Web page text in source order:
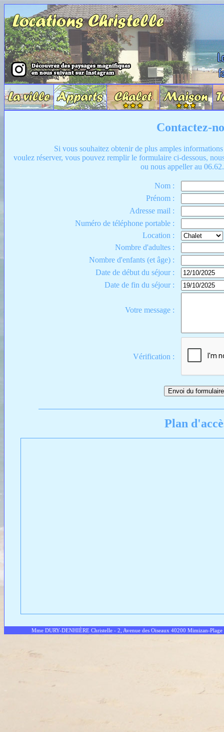
Contactez-
Si vous souhaitez obtenir de plus amples
voulez réserver, vous pouvez remplir le formulaire ci-dessous,
ou nous appeller au
Nom :
Prénom :
Adresse mail :
Numéro de téléphone portable :
Location :
Nombre d'adultes :
Nombre d'enfants (et âge) :
Date de début du séjour :
Date de fin du séjour :
Votre message :
Vérification :
Plan
Mme DURY-DENHIÈRE Christelle - 2, Avenue des Oiseaux 40200 Mimizan-